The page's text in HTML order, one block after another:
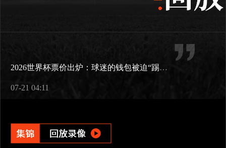
2026世界杯票价出炉：球迷的钱包被迫“踢满全场”
07-21 04:11